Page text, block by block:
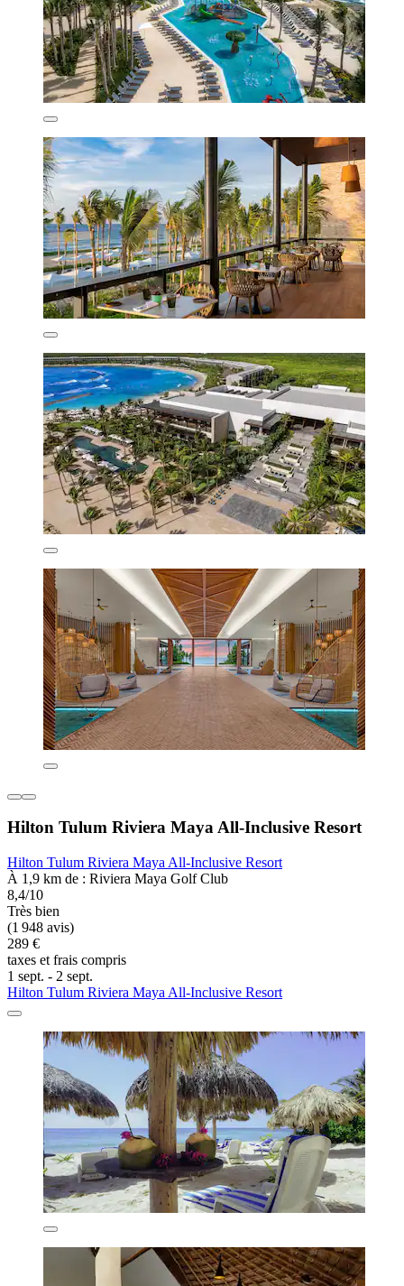
Hilton Tulum Riviera Maya All-Inclusive Resort
Hilton Tulum Riviera Maya All-Inclusive Resort
À 1,9 km de : Riviera Maya Golf Club
8,4/10
Très bien
(1 948 avis)
289 €
taxes et frais compris
1 sept. - 2 sept.
Hilton Tulum Riviera Maya All-Inclusive Resort